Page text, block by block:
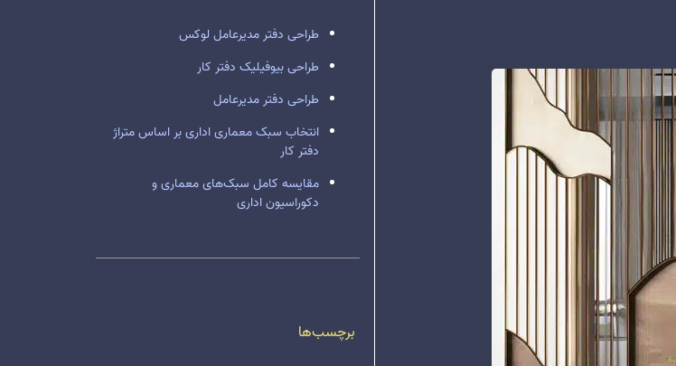
طراحی دفتر مدیرعامل لوکس
طراحی بیوفیلیک دفتر کار
طراحی دفتر مدیرعامل
انتخاب سبک معماری اداری بر اساس متراژ
دفتر کار
مقایسه کامل سبک‌های معماری و
دکوراسیون اداری
برچسب‌ها